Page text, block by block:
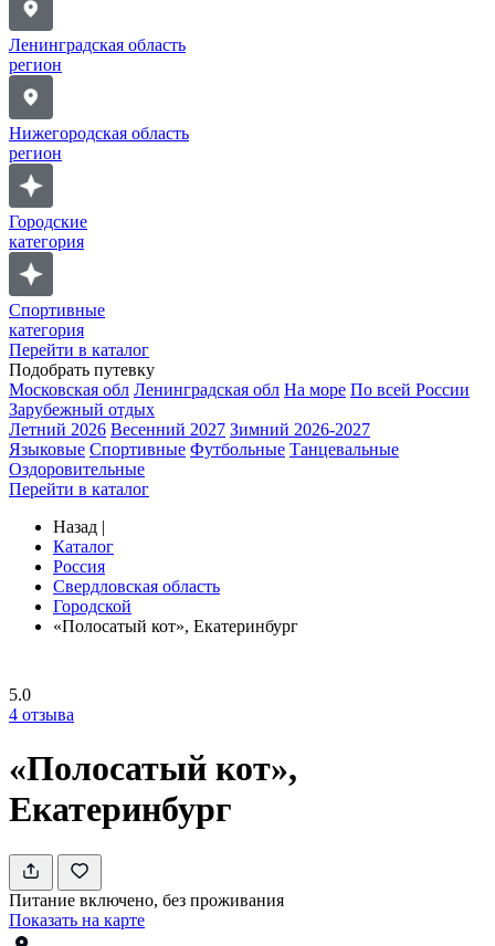
Ленинградская область
регион
Нижегородская область
регион
Городские
категория
Спортивные
категория
Перейти в каталог
Подобрать путевку
Московская обл Ленинградская обл На море По всей России
Зарубежный отдых
Летний 2026 Весенний 2027 Зимний 2026-2027
Языковые Спортивные Футбольные Танцевальные
Оздоровительные
Перейти в каталог
Назад |
Каталог
Россия
Свердловская область
Городской
«Полосатый кот», Екатеринбург
5.0
4 отзыва
«Полосатый кот»,
Екатеринбург
Питание включено, без проживания
Показать на карте